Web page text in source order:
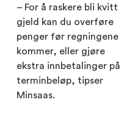
– For å raskere bli kvitt
gjeld kan du overføre
penger før regningene
kommer, eller gjøre
ekstra innbetalinger på
terminbeløp, tipser
Minsaas.